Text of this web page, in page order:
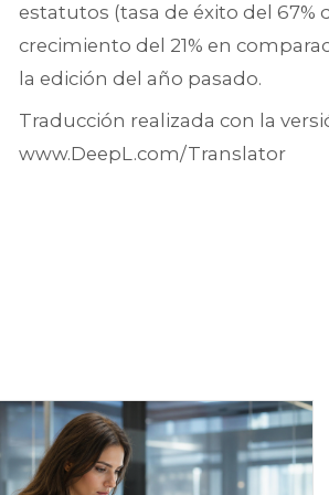
estatutos (tasa de éxito del 67%
crecimiento del 21% en
la edición del año pasado.
Traducción realizada con la
www.DeepL.com/Translator